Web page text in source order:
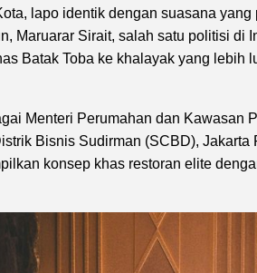
lapo identik dengan suasana yang
Maruarar Sirait, salah satu politisi di
Batak Toba ke khalayak yang lebih
Menteri Perumahan dan Kawasan
Bisnis Sudirman (SCBD), Jakarta
konsep khas restoran elite